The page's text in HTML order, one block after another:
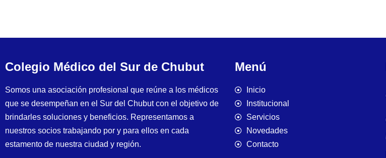
Colegio Médico del Sur de Chubut
Somos una asociación profesional que reúne a los médicos
que se desempeñan en el Sur del Chubut con el objetivo de
brindarles soluciones y beneficios. Representamos a
nuestros socios trabajando por y para ellos en cada
estamento de nuestra ciudad y región.
Menú
Inicio
Institucional
Servicios
Novedades
Contacto